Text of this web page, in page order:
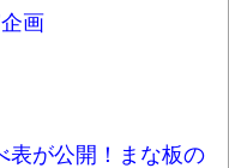
画
表が公開！まな板の